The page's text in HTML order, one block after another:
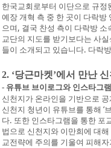
한국교회로부터 이단으로 규정
예장 개혁 측 중 한 곳이 다락
으며, 결국 찬성 측이 다락방
교단의 지도를 받기보다는 사
들이 소개되고 있습니다. 다락
2. ‘당근마켓’에서 만난 신
- 유튜브 브이로그와 인스타그
신천지가 온라인을 기반으로
신천지 청년이 유튜브를 통해 ‘
다. 또한 인스타그램을 통한 포
법으로 신천지와 이만희에 대
교전략에 주의를 기울여 피해